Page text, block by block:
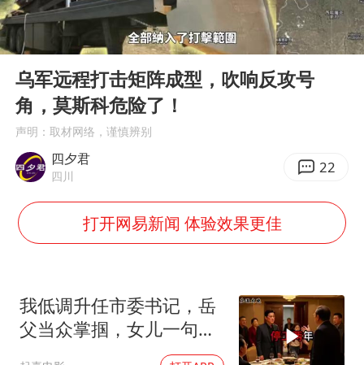
浙江台州《告全体市民书》
女主硬加吻戏短剧已下架
郑丽文：台湾从来没有“独立”过
实时追踪台风白海豚
刘浩存百花奖开幕式红裙起舞
因定位纠纷男子将外卖员砍成植物人
媒体：“内容由AI生成”不是免责盾牌
多个明星演唱会取消
制冰厂工人旺季能月入一万三
人民的健康、体质、幸福一脉相承
Play
00:00 16:02
乌军远程打击矩阵成型，吹响反攻号
角，莫斯科危险了！
声明：取材网络，谨慎辨别
四夕君
四川 22
打开网易新闻 体验效果更佳
我低调升任市委书记，岳
父当众掌掴，女儿一句话